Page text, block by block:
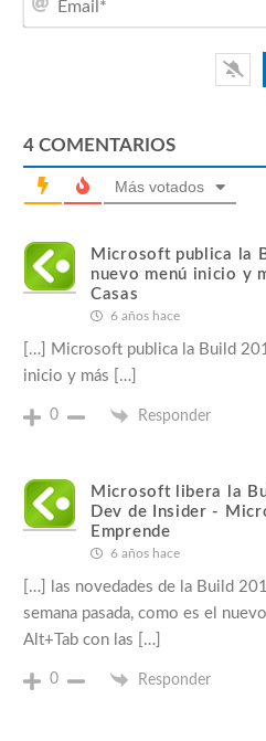
4 COMENTARIOS
Más votados
Microsoft publica la
nuevo menú inicio y
Casas
6 años hace
[…] Microsoft publica la Build
inicio y más […]
0 Responder
Microsoft libera la
Dev de Insider -
Emprende
6 años hace
[…] las novedades de la Build
semana pasada, como es el
Alt+Tab con las […]
0 Responder